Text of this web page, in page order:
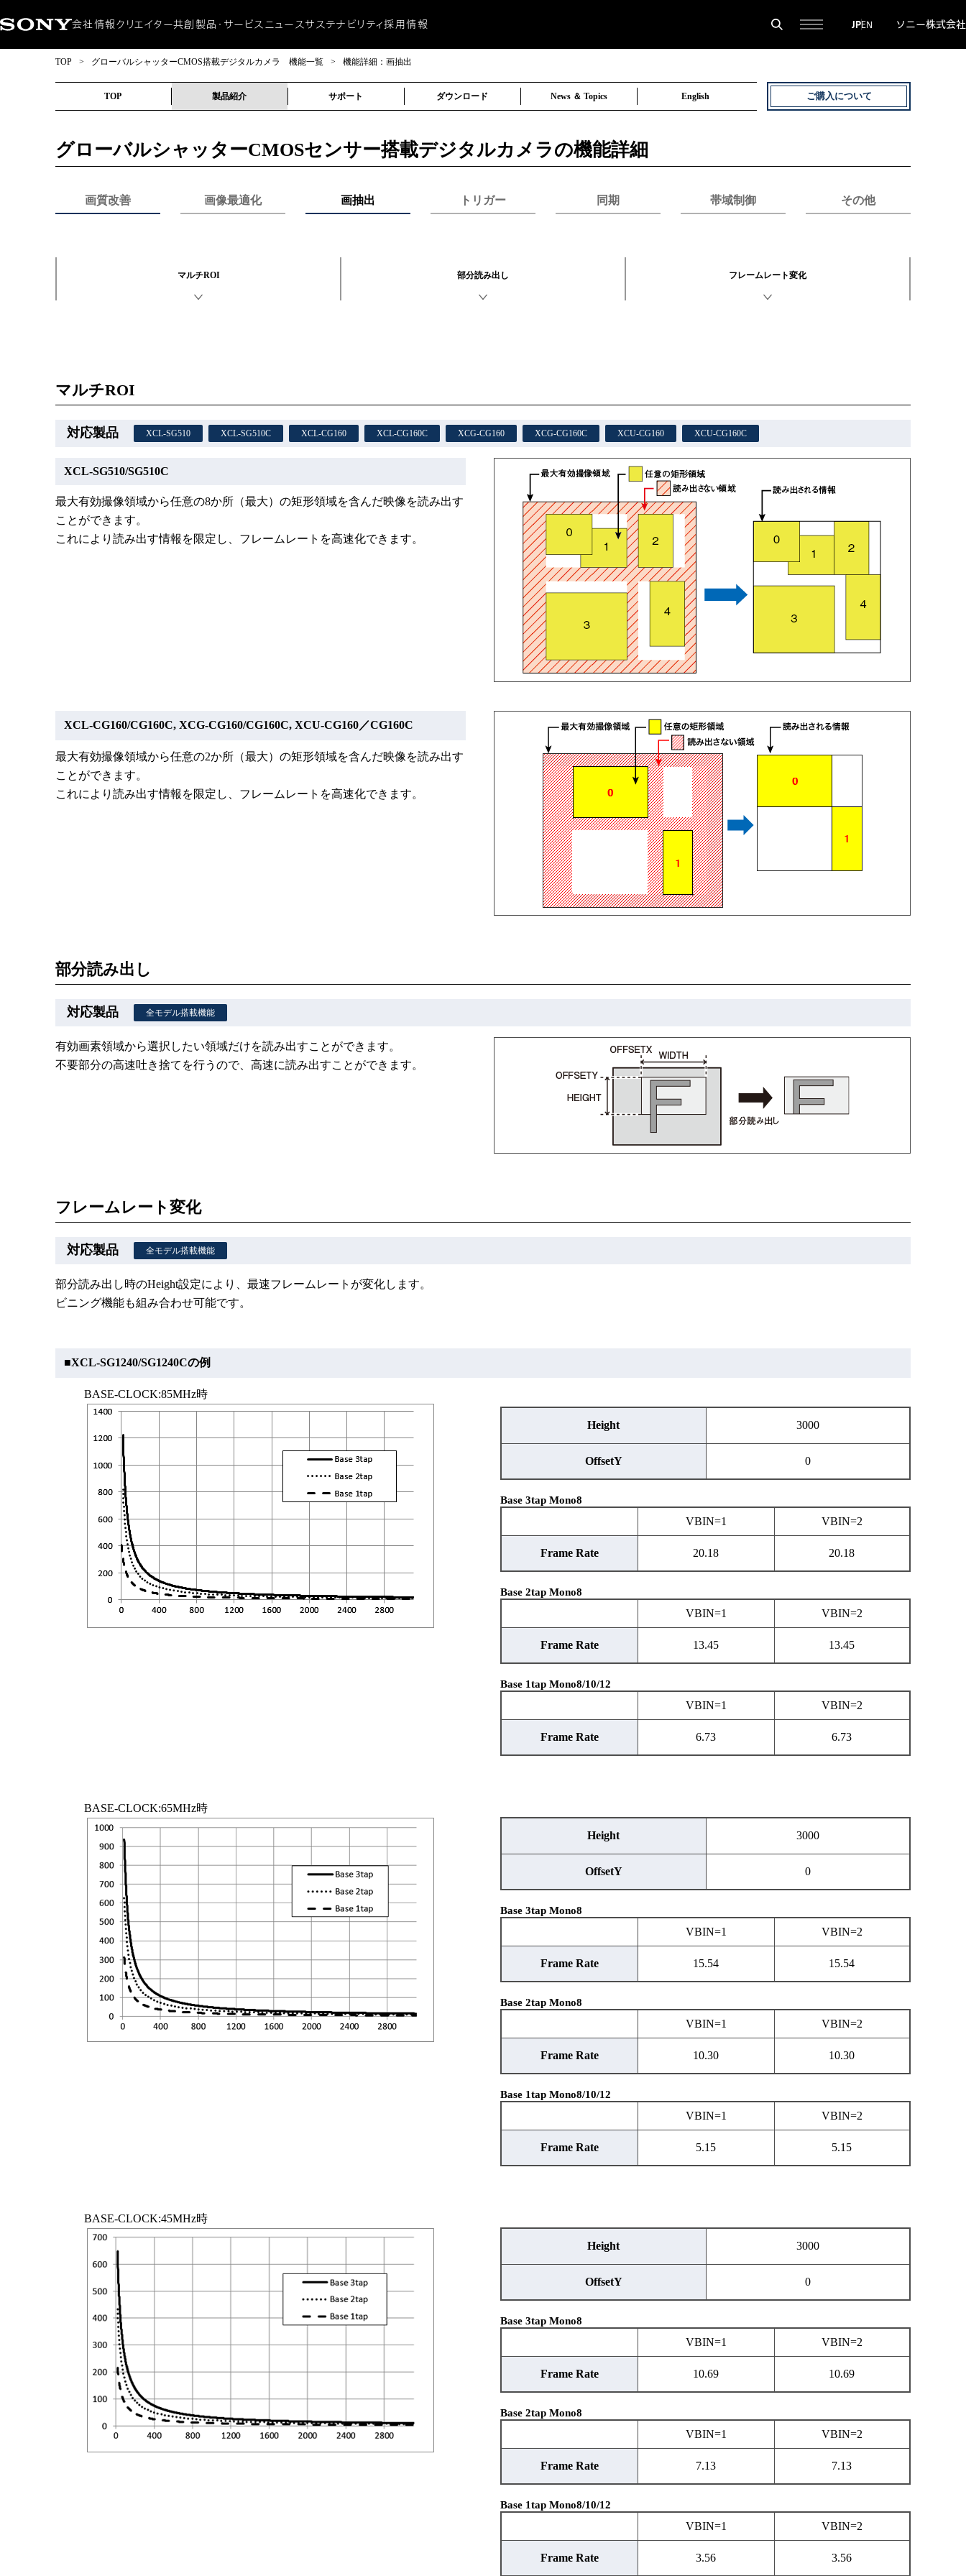
会社情報
CEOメッセージ
クリエイター共創 製品・サービス ニュース
製品・サービスに関する重要なお知らせ
サステナビリティ
環境
ダイバーシティ
採用情報 JPEN ソニー株式会社
TOP > グローバルシャッターCMOS搭載デジタルカメラ 機能一覧 > 機能詳細：画抽出
TOP 製品紹介 サポート ダウンロード News ＆ Topics English ご購入について
グローバルシャッターCMOSセンサー搭載デジタルカメラの機能詳細
画質改善 画像最適化 画抽出 トリガー 同期 帯域制御 その他
マルチROI 部分読み出し フレームレート変化
マルチROI
XCL-SG510 XCL-SG510C XCL-CG160 XCL-CG160C XCG-CG160 XCG-CG160C XCU-CG160 XCU-CG160C
XCL-SG510/SG510C
最大有効撮像領域から任意の8か所（最大）の矩形領域を含んだ映像を読み出す
ことができます。
これにより読み出す情報を限定し、フレームレートを高速化できます。
XCL-CG160/CG160C, XCG-CG160/CG160C, XCU-CG160／CG160C
最大有効撮像領域から任意の2か所（最大）の矩形領域を含んだ映像を読み出す
ことができます。
これにより読み出す情報を限定し、フレームレートを高速化できます。
部分読み出し
全モデル搭載機能
有効画素領域から選択したい領域だけを読み出すことができます。
不要部分の高速吐き捨てを行うので、高速に読み出すことができます。
フレームレート変化
全モデル搭載機能
部分読み出し時のHeight設定により、最速フレームレートが変化します。
ビニング機能も組み合わせ可能です。
■XCL-SG1240/SG1240Cの例
BASE-CLOCK:85MHz時
Height 3000
OffsetY 0
Base 3tap Mono8
VBIN=1 VBIN=2
Frame Rate 20.18 20.18
Base 2tap Mono8
VBIN=1 VBIN=2
Frame Rate 13.45 13.45
Base 1tap Mono8/10/12
VBIN=1 VBIN=2
Frame Rate 6.73 6.73
BASE-CLOCK:65MHz時
Height 3000
OffsetY 0
Base 3tap Mono8
VBIN=1 VBIN=2
Frame Rate 15.54 15.54
Base 2tap Mono8
VBIN=1 VBIN=2
Frame Rate 10.30 10.30
Base 1tap Mono8/10/12
VBIN=1 VBIN=2
Frame Rate 5.15 5.15
BASE-CLOCK:45MHz時
Height 3000
OffsetY 0
Base 3tap Mono8
VBIN=1 VBIN=2
Frame Rate 10.69 10.69
Base 2tap Mono8
VBIN=1 VBIN=2
Frame Rate 7.13 7.13
Base 1tap Mono8/10/12
VBIN=1 VBIN=2
Frame Rate 3.56 3.56